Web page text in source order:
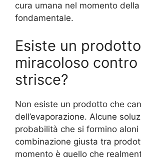
cura umana nel momento
fondamentale.
Esiste un prodotto
miracoloso contro
strisce?
Non esiste un prodotto che
dell’evaporazione. Alcune
probabilità che si formino aloni
combinazione giusta tra
momento è quello che